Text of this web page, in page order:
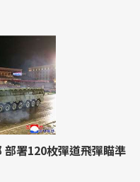
署120枚彈道飛彈瞄準